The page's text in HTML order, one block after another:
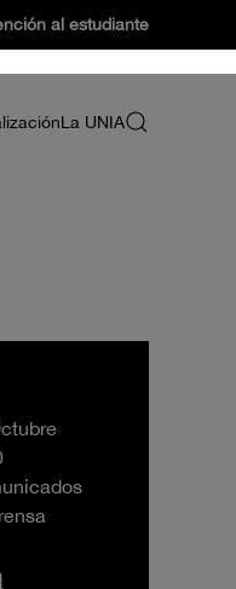
al estudiante
La UNIA